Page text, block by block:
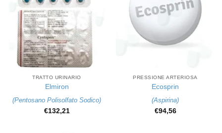
TRATTO URINARIO
Elmiron
(Pentosano Polisolfato Sodico)
€132,21
PRESSIONE ARTERIOSA
Ecosprin
(Aspirina)
€94,56